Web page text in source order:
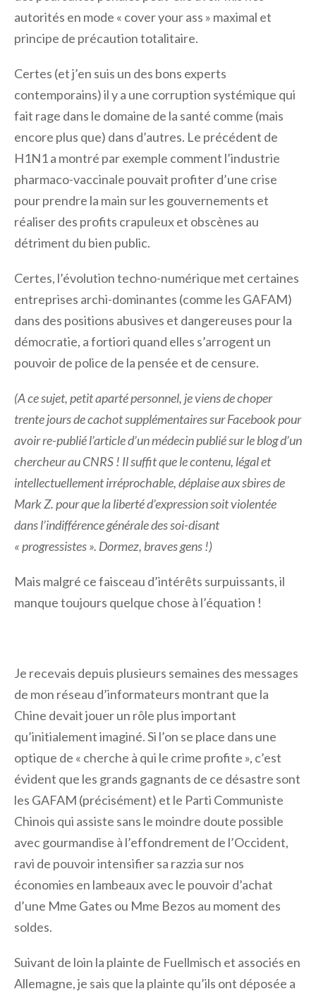
autorités en mode « cover your ass » maximal et
principe de précaution totalitaire.
Certes (et j’en suis un des bons experts
contemporains) il y a une corruption systémique qui
fait rage dans le domaine de la santé comme (mais
encore plus que) dans d’autres. Le précédent de
H1N1 a montré par exemple comment l’industrie
pharmaco-vaccinale pouvait profiter d’une crise
pour prendre la main sur les gouvernements et
réaliser des profits crapuleux et obscènes au
détriment du bien public.
Certes, l’évolution techno-numérique met certaines
entreprises archi-dominantes (comme les GAFAM)
dans des positions abusives et dangereuses pour la
démocratie, a fortiori quand elles s’arrogent un
pouvoir de police de la pensée et de censure.
(A ce sujet, petit aparté personnel, je viens de choper
trente jours de cachot supplémentaires sur Facebook pour
avoir re-publié l’article d’un médecin publié sur le blog d’un
chercheur au CNRS ! Il suffit que le contenu, légal et
intellectuellement irréprochable, déplaise aux sbires de
Mark Z. pour que la liberté d’expression soit violentée
dans l’indifférence générale des soi-disant
« progressistes ». Dormez, braves gens !)
Mais malgré ce faisceau d’intérêts surpuissants, il
manque toujours quelque chose à l’équation !
Je recevais depuis plusieurs semaines des messages
de mon réseau d’informateurs montrant que la
Chine devait jouer un rôle plus important
qu’initialement imaginé. Si l’on se place dans une
optique de « cherche à qui le crime profite », c’est
évident que les grands gagnants de ce désastre sont
les GAFAM (précisément) et le Parti Communiste
Chinois qui assiste sans le moindre doute possible
avec gourmandise à l’effondrement de l’Occident,
ravi de pouvoir intensifier sa razzia sur nos
économies en lambeaux avec le pouvoir d’achat
d’une Mme Gates ou Mme Bezos au moment des
soldes.
Suivant de loin la plainte de Fuellmisch et associés en
Allemagne, je sais que la plainte qu’ils ont déposée a